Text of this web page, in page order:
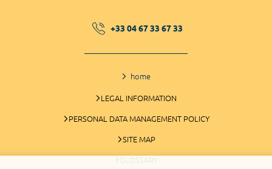
+33 04 67 33 67 33
home
LEGAL INFORMATION
PERSONAL DATA MANAGEMENT POLICY
SITE MAP
GLOSSARY